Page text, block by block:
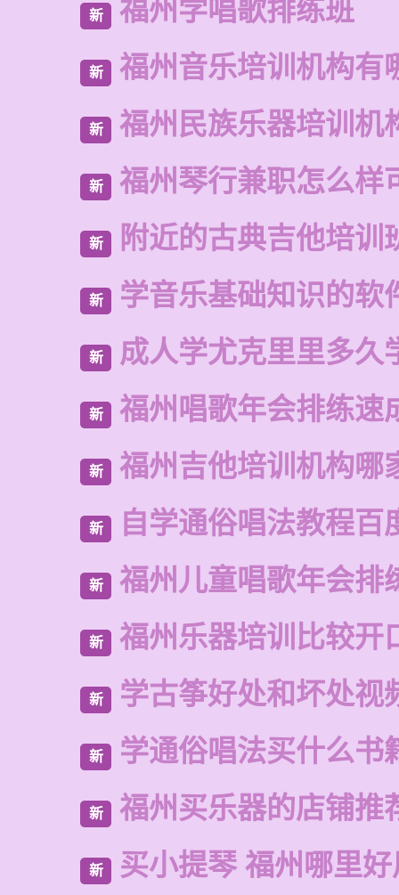
新 福州学唱歌排练班
新 福州音乐培训机构有
新 福州民族乐器培训机
新 福州琴行兼职怎么样
新 附近的古典吉他培训
新 学音乐基础知识的软
新 成人学尤克里里多久
新 福州唱歌年会排练速
新 福州吉他培训机构哪
新 自学通俗唱法教程百
新 福州儿童唱歌年会排
新 福州乐器培训比较开
新 学古筝好处和坏处视
新 学通俗唱法买什么书
新 福州买乐器的店铺推
新 买小提琴 福州哪里